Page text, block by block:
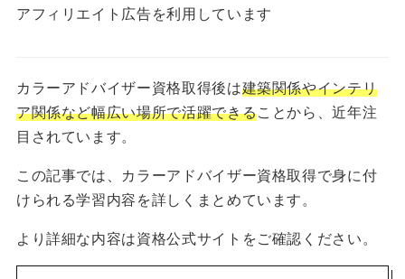
アフィリエイト広告を利用しています
カラーアドバイザー資格取得後は建築関係やインテリ
ア関係など幅広い場所で活躍できることから、近年注
目されています。
この記事では、カラーアドバイザー資格取得で身に付
けられる学習内容を詳しくまとめています。
より詳細な内容は資格公式サイトをご確認ください。